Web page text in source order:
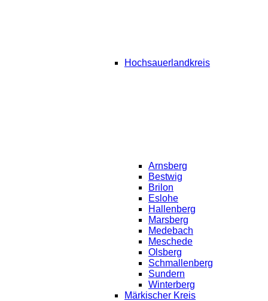
Hochsauerlandkreis
Arnsberg
Bestwig
Brilon
Eslohe
Hallenberg
Marsberg
Medebach
Meschede
Olsberg
Schmallenberg
Sundern
Winterberg
Märkischer Kreis